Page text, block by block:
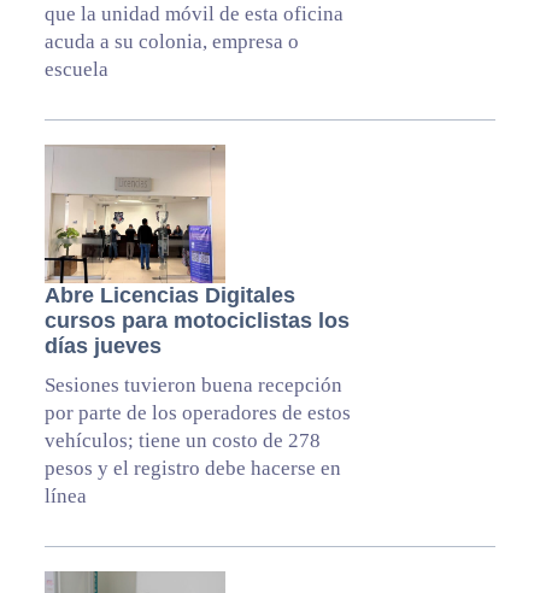
que la unidad móvil de esta oficina
acuda a su colonia, empresa o
escuela
Abre Licencias Digitales
cursos para motociclistas los
días jueves
Sesiones tuvieron buena recepción
por parte de los operadores de estos
vehículos; tiene un costo de 278
pesos y el registro debe hacerse en
línea